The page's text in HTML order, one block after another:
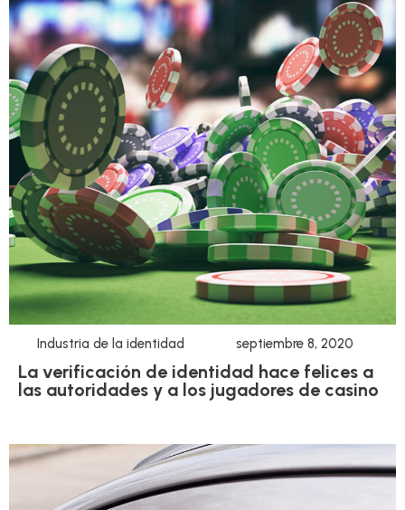
Industria de la identidad septiembre 8, 2020
La verificación de identidad hace felices a
las autoridades y a los jugadores de casino